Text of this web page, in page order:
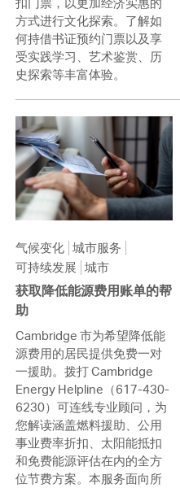
方式进行文化探索。了解如
何持借书证预约门票以及享
受实践学习、艺术鉴赏、历
史探索等丰富体验。
气候变化 城市服务
可持续发展 城市
获取降低能源费用账单的帮
助
Cambridge 市为希望降低能
源费用的居民提供免费一对
一援助。拨打 Cambridge
Energy Helpline（617-430-
6230）可连线专业顾问，为
您解读涵盖燃料援助、公用
事业费率折扣、太阳能抵扣
和免费能源评估在内的全方
位节费方案。本服务面向所